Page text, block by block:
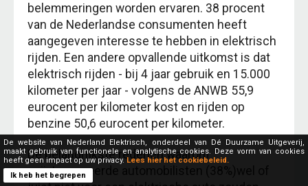
belemmeringen worden ervaren. 38 procent
van de Nederlandse consumenten heeft
aangegeven interesse te hebben in elektrisch
rijden. Een andere opvallende uitkomst is dat
elektrisch rijden - bij 4 jaar gebruik en 15.000
kilometer per jaar - volgens de ANWB 55,9
eurocent per kilometer kost en rijden op
benzine 50,6 eurocent per kilometer.
De belangrijkste redenen waarom
geïnteresseerde automobilisten (38%)wel of
De website van Nederland Elektrisch, onderdeel van Dé Duurzame Uitgeverij,
maakt gebruik van functionele en analytische cookies. Deze vorm van cookies
heeft geen impact op uw privacy. Lees hier het cookiebeleid.
Ik heb het begrepen